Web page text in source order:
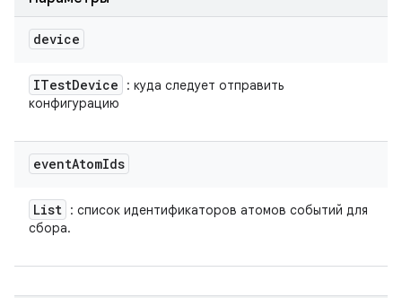
device
ITestDevice
: куда следует отправить
конфигурацию
eventAtomIds
List : список идентификаторов атомов событий для
сбора.